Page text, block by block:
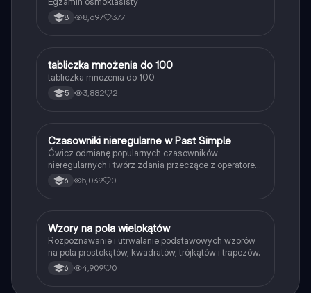
8 8,697 377
TMatematyka
tabliczka mnożenia do 100
tabliczka mnożenia do 100
5 3,882 2
CJęzyk angielski
Czasowniki nieregularne w Past Simple
Ćwicz odmianę popularnych czasowników
nieregularnych i twórz zdania przeczące z operatorem
didn't w czasie Past Simple.
6 5,039 0
WMatematyka
Wzory na pola wielokątów
Rozpoznawanie i utrwalanie podstawowych wzorów
na pola prostokątów, kwadratów, trójkątów i trapezów.
6 4,909 0